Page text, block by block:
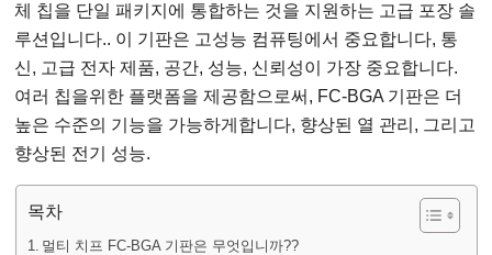
체 칩을 단일 패키지에 통합하는 것을 지원하는 고급 포장 솔
루션입니다.. 이 기판은 고성능 컴퓨팅에서 중요합니다, 통
신, 고급 전자 제품, 공간, 성능, 신뢰성이 가장 중요합니다.
여러 칩을위한 플랫폼을 제공함으로써, FC-BGA 기판은 더
높은 수준의 기능을 가능하게합니다, 향상된 열 관리, 그리고
향상된 전기 성능.
목차
멀티 치프 FC-BGA 기판은 무엇입니까??